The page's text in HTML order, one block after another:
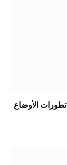
تطورات الأوضاع